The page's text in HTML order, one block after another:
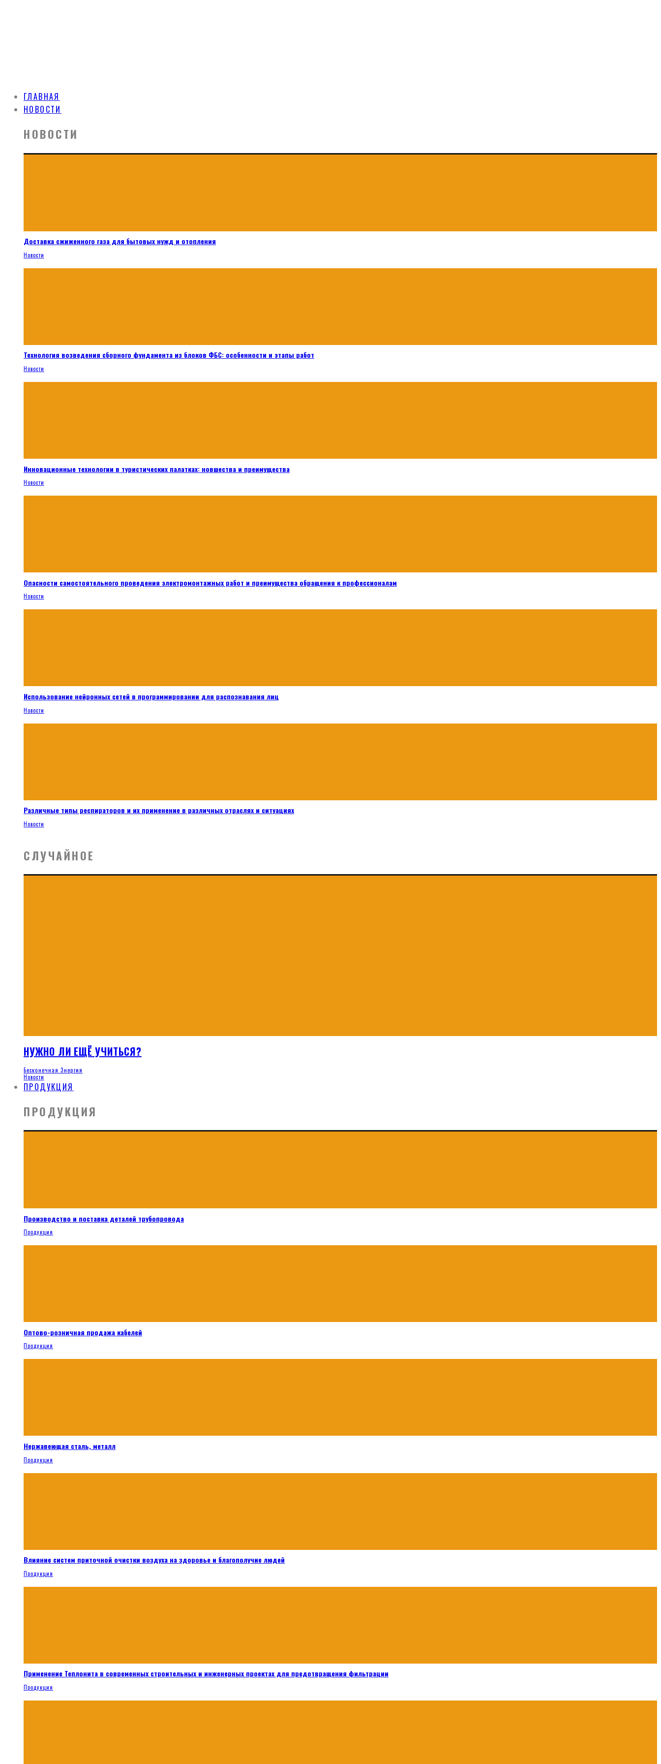
ГЛАВНАЯ
НОВОСТИ
НОВОСТИ
Доставка сжиженного газа для бытовых нужд и отопления
Новости
Технология возведения сборного фундамента из блоков ФБС: особенности и этапы работ
Новости
Инновационные технологии в туристических палатках: новшества и преимущества
Новости
Опасности самостоятельного проведения электромонтажных работ и преимущества обращения к профессионалам
Новости
Использование нейронных сетей в программировании для распознавания лиц
Новости
Различные типы респираторов и их применение в различных отраслях и ситуациях
Новости
СЛУЧАЙНОЕ
НУЖНО ЛИ ЕЩЁ УЧИТЬСЯ?
Бесконечная Энергия
Новости
ПРОДУКЦИЯ
ПРОДУКЦИЯ
Производство и поставка деталей трубопровода
Продукция
Оптово-розничная продажа кабелей
Продукция
Нержавеющая сталь, металл
Продукция
Влияние систем приточной очистки воздуха на здоровье и благополучие людей
Продукция
Применение Теплонита в современных строительных и инженерных проектах для предотвращения фильтрации
Продукция